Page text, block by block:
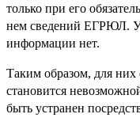
только при его
нем сведений ЕГРЮЛ. У
информации нет.
Таким образом, для них
становится
быть устранен